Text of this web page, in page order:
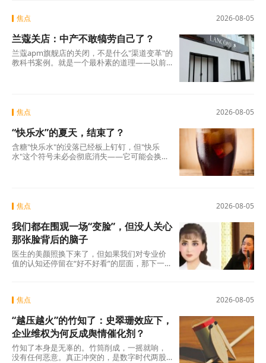
获客、担保增信等领域的第三方合作机构统一
须在你借钱之前，把全部费用列在一张表上，
算清年化综合成本，让你签字确认。 这张表，
业内称之为贷款“明白纸”。
2026-08-05
焦点
兰蔻关店：中产不敢犒劳自己了？
兰蔻apm旗舰店的关闭，不是什么"渠道变革"的
教科书案例。就是一个最朴素的道理——以前
2026-08-05
焦点
“快乐水”的夏天，结束了？
含糖"快乐水"的没落已经板上钉钉，但"快乐
水"这个符号未必会彻底消失——它可能会换一
2026-08-05
焦点
我们都在围观一场“变脸”，但没人关心
那张脸背后的脑子
医生的美颜照换下来了，但如果我们对专业价
值的认知还停留在“好不好看”的层面，那下一
2026-08-05
焦点
“越压越火”的竹知了：史翠珊效应下，
企业维权为何反成舆情催化剂？
竹知了本身是无辜的。竹筒削成，一摇就响，
没有任何恶意。真正冲突的，是数字时代两股